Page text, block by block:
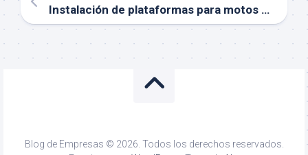
Instalación de plataformas para motos de agua: guía completa
Blog de Empresas © 2026. Todos los derechos reservados.